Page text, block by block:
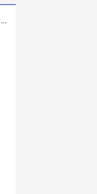
スタイレム瀧定大阪(Stylem Takisada-Osaka) ミルキー マイクロファイバーやわらかタオル ウォッシュタオル PK1051